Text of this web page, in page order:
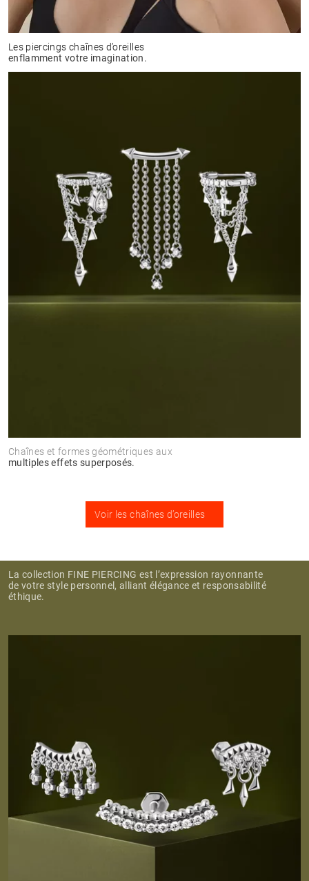
Les piercings chaînes d’oreilles
enflamment votre imagination.
Chaînes et formes géométriques aux
multiples effets superposés.
Voir les chaînes d’oreilles
La collection FINE PIERCING est l’expression rayonnante
de votre style personnel, alliant élégance et responsabilité
éthique.